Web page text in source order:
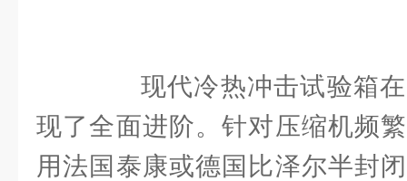
现代冷热冲击试验箱在
现了全面进阶。针对压缩机频
用法国泰康或德国比泽尔半封